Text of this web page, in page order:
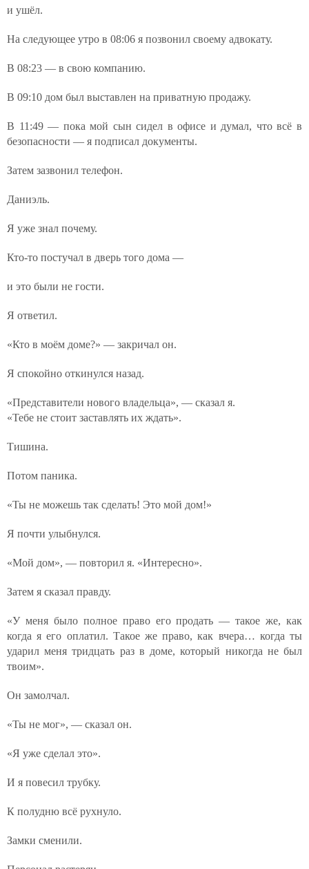
и ушёл.
На следующее утро в 08:06 я позвонил своему адвокату.
В 08:23 — в свою компанию.
В 09:10 дом был выставлен на приватную продажу.
В 11:49 — пока мой сын сидел в офисе и думал, что всё в
безопасности — я подписал документы.
Затем зазвонил телефон.
Даниэль.
Я уже знал почему.
Кто-то постучал в дверь того дома —
и это были не гости.
Я ответил.
«Кто в моём доме?» — закричал он.
Я спокойно откинулся назад.
«Представители нового владельца», — сказал я.
«Тебе не стоит заставлять их ждать».
Тишина.
Потом паника.
«Ты не можешь так сделать! Это мой дом!»
Я почти улыбнулся.
«Мой дом», — повторил я. «Интересно».
Затем я сказал правду.
«У меня было полное право его продать — такое же, как
когда я его оплатил. Такое же право, как вчера… когда ты
ударил меня тридцать раз в доме, который никогда не был
твоим».
Он замолчал.
«Ты не мог», — сказал он.
«Я уже сделал это».
И я повесил трубку.
К полудню всё рухнуло.
Замки сменили.